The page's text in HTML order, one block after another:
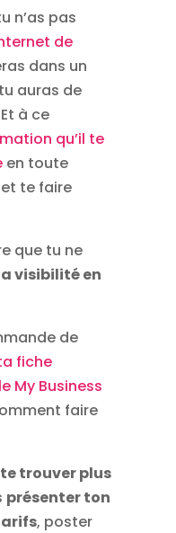
n’as pas
de
dans un
auras de
à ce
qu’il te
en toute
te faire
que tu ne
visibilité en
de
fiche
My Business
faire
te trouver plus
présenter ton
, poster